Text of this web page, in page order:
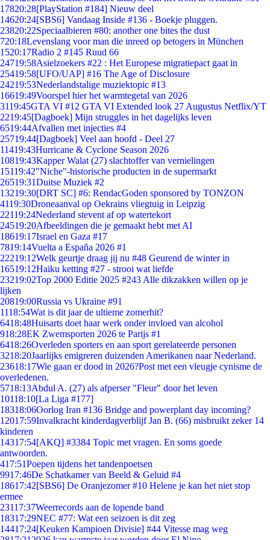
17820:28[PlayStation #184] Nieuw deel
14620:24[SBS6] Vandaag Inside #136 - Boekje pluggen.
23820:22Speciaalbieren #80: another one bites the dust
720:18Levenslang voor man die inreed op betogers in München
1520:17Radio 2 #145 Ruud 66
24719:58Asielzoekers #22 : Het Europese migratiepact gaat in
25419:58[UFO/UAP] #16 The Age of Disclosure
24219:53Nederlandstalige muziektopic #13
16619:49Voorspel hier het warmtegetal van 2026
3119:45GTA VI #12 GTA VI Extended look 27 Augustus Netflix/YT
2219:45[Dagboek] Mijn struggles in het dagelijks leven
6519:44Afvallen met injecties #4
25719:44[Dagboek] Veel aan hoofd - Deel 27
11419:43Hurricane & Cyclone Season 2026
10819:43Kapper Walat (27) slachtoffer van vernielingen
15119:42"Niche"-historische producten in de supermarkt
26519:31Duitse Muziek #2
13219:30[DRT SC] #6: RendacGoden sponsored by TONZON
4119:30Droneaanval op Oekrains vliegtuig in Leipzig
22119:24Nederland stevent af op watertekort
24519:20Afbeeldingen die je gemaakt hebt met AI
18619:17Israel en Gaza #17
7819:14Vuelta a España 2026 #1
22219:12Welk geurtje draag jij nu #48 Geurend de winter in
16519:12Haiku ketting #27 - strooi wat liefde
23219:02Top 2000 Editie 2025 #243 Alle dikzakken willen op je
lijken
20819:00Russia vs Ukraine #91
1118:54Wat is dit jaar de ultieme zomerhit?
6418:48Huisarts doet haar werk onder invloed van alcohol
918:28EK Zwemsporten 2026 te Parijs #1
6418:26Overleden sporters en aan sport gerelateerde personen
3218:20Jaarlijks emigreren duizenden Amerikanen naar Nederland.
23618:17Wie gaan er dood in 2026?Post met een vleugje cynisme de
overledenen.
5718:13Abdul A. (27) als afperser "Fleur" door het leven
10118:10[La Liga #177]
18318:06Oorlog Iran #136 Bridge and powerplant day incoming?
12017:59Invalkracht kinderdagverblijf Jan B. (66) misbruikt zeker 14
kinderen
14317:54[AKQ] #3384 Topic met vragen. En soms goede
antwoorden.
417:51Poepen tijdens het tandenpoetsen
9917:46De Schatkamer van Beeld & Geluid #4
18617:42[SBS6] De Oranjezomer #10 Helene je kan het niet stop
ermee
23117:37Weerrecords aan de lopende band
18317:29NEC #77: Wat een seizoen is dit zeg
14417:24[Keuken Kampioen Divisie] #44 Vitesse mag weg